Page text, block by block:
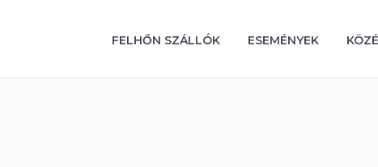
FELHŐN SZÁLLÓK ESEMÉNYEK